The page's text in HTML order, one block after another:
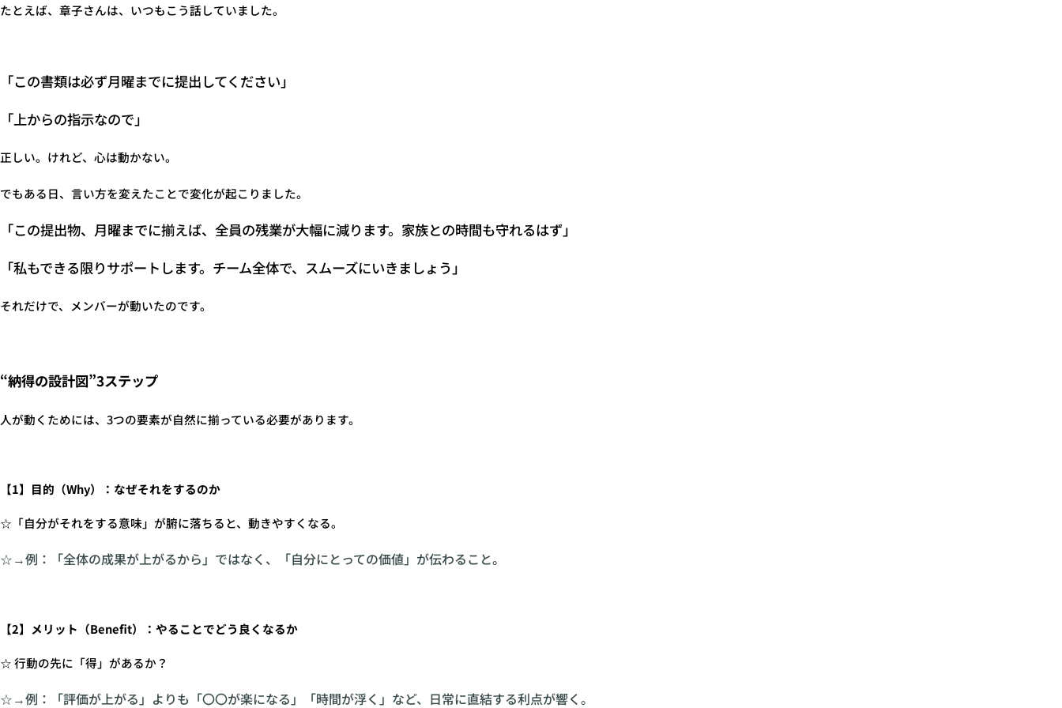
たとえば、章子さんは、いつもこう話していました。
「この書類は必ず月曜までに提出してください」
「上からの指示なので」
正しい。けれど、心は動かない。
でもある日、言い方を変えたことで変化が起こりました。
「この提出物、月曜までに揃えば、全員の残業が大幅に減ります。家族との時間も守れるはず」
「私もできる限りサポートします。チーム全体で、スムーズにいきましょう」
それだけで、メンバーが動いたのです。
“納得の設計図”3ステップ
人が動くためには、3つの要素が自然に揃っている必要があります。
【1】目的（Why）：なぜそれをするのか
☆「自分がそれをする意味」が腑に落ちると、動きやすくなる。
☆→例：「全体の成果が上がるから」ではなく、「自分にとっての価値」が伝わること。
【2】メリット（Benefit）：やることでどう良くなるか
☆ 行動の先に「得」があるか？
☆→例：「評価が上がる」よりも「〇〇が楽になる」「時間が浮く」など、日常に直結する利点が響く。